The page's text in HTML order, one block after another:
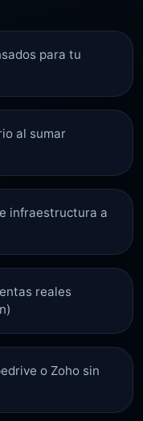
para tu
al sumar
infraestructura a
reales
o Zoho sin